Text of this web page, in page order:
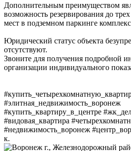
Дополнительным преимуществом
возможность резервирования до
мест в подземном паркинге
Юридический статус объекта
отсутствуют.
Звоните для получения подробной
организации индивидуального
#элитная_недвижимость_воронеж
#купить_квартиру_в_центре
#видовая_квартира
#недвижимость_воронеж
к.